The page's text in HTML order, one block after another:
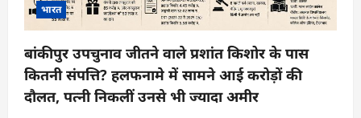
भारत
बांकीपुर उपचुनाव जीतने वाले प्रशांत किशोर के पास
कितनी संपत्ति? हलफनामे में सामने आई करोड़ों की
दौलत, पत्नी निकलीं उनसे भी ज्यादा अमीर